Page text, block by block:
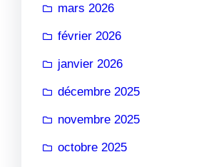
mars 2026
février 2026
janvier 2026
décembre 2025
novembre 2025
octobre 2025